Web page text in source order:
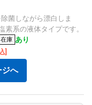
菌しながら漂白しま
系の液体タイプです。
在庫 あり
]
ジへ